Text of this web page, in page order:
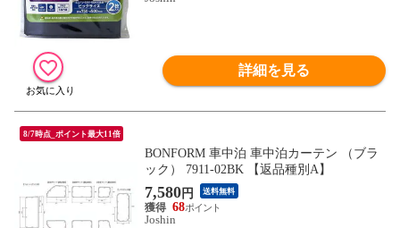
詳細を見る
8/7時点_ポイント最大11倍
BONFORM 車中泊 車中泊カーテン （ブラ
ック） 7911-02BK 【返品種別A】
7,580円 送料無料
68
Joshin